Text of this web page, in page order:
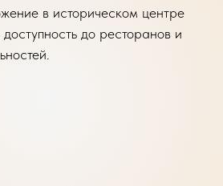
в историческом центре
до ресторанов и